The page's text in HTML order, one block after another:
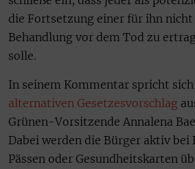
die Fortsetzung einer für ihn
Behandlung vor dem Tod zu
solle.
In seinem Kommentar spricht
alternativen Gesetzesvorschlag
Grünen-Vorsitzende Annalena
Dabei werden die Bürger aktiv bei
Pässen oder Gesundheitskarten